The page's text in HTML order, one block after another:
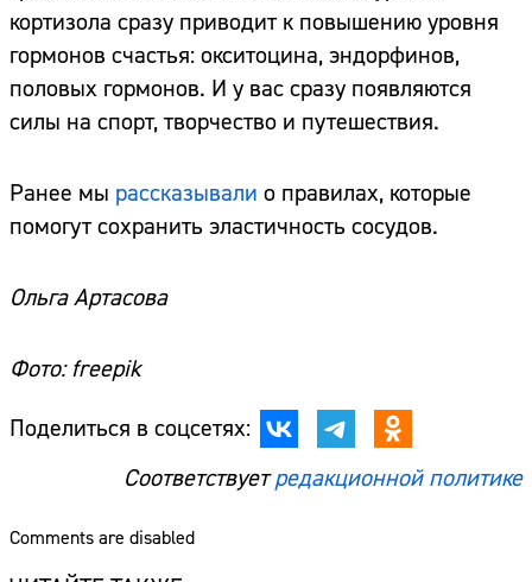
кортизола сразу приводит к повышению уровня
гормонов счастья: окситоцина, эндорфинов,
половых гормонов. И у вас сразу появляются
силы на спорт, творчество и путешествия.
Ранее мы рассказывали о правилах, которые
помогут сохранить эластичность сосудов.
Ольга Артасова
Фото: freepik
Поделиться в соцсетях:
Соответствуетредакционной политике
Comments are disabled